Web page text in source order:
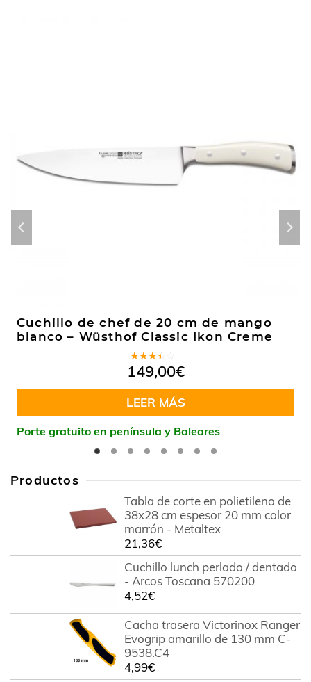
Cuchillo de chef de 20 cm de mango
blanco – Wüsthof Classic Ikon Creme
Valorado
en
3.00
de 5
149,00€
LEER MÁS
Porte gratuito en península y Baleares
Productos
Tabla de corte en polietileno de
38x28 cm espesor 20 mm color
marrón - Metaltex
21,36€
Cuchillo lunch perlado / dentado
- Arcos Toscana 570200
4,52€
Cacha trasera Victorinox Ranger
Evogrip amarillo de 130 mm C-
9538.C4
4,99€